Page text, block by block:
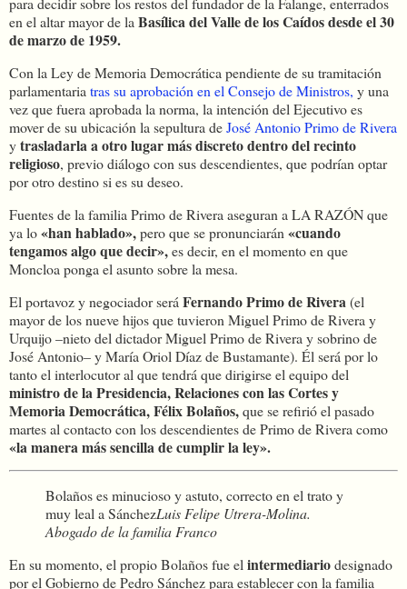
en el altar mayor de la Basílica del Valle de los Caídos desde el 30
de marzo de 1959.
Con la Ley de Memoria Democrática pendiente de su tramitación
parlamentaria tras su aprobación en el Consejo de Ministros, y una
vez que fuera aprobada la norma, la intención del Ejecutivo es
mover de su ubicación la sepultura deJosé Antonio Primo de Rivera
ytrasladarla a otro lugar más discreto dentro del recinto
religioso, previo diálogo con sus descendientes, que podrían optar
por otro destino si es su deseo.
Fuentes de la familia Primo de Rivera aseguran a LA RAZÓN que
ya lo«han hablado»,pero que se pronunciarán «cuando
tengamos algo que decir»,es decir, en el momento en que
Moncloa ponga el asunto sobre la mesa.
El portavoz y negociador será Fernando Primo de Rivera (el
mayor de los nueve hijos que tuvieron Miguel Primo de Rivera y
Urquijo –nieto del dictador Miguel Primo de Rivera y sobrino de
José Antonio– y María Oriol Díaz de Bustamante). Él será por lo
tanto el interlocutor al que tendrá que dirigirse el equipo del
ministro de la Presidencia, Relaciones con las Cortes y
Memoria Democrática, Félix Bolaños,que se refirió el pasado
martes al contacto con los descendientes de Primo de Rivera como
«la manera más sencilla de cumplir la ley».
Bolaños es minucioso y astuto, correcto en el trato y
muy leal a SánchezLuis Felipe Utrera-Molina.
Abogado de la familia Franco
En su momento, el propio Bolaños fue el intermediariodesignado
por el Gobierno de Pedro Sánchez para establecer con la familia